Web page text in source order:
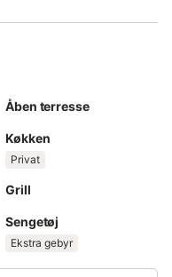
men kan lejes
informere
før afrejse.
skur til fiskenet fra
Åben terresse
Køkken
Privat
Grill
Sengetøj
Ekstra gebyr